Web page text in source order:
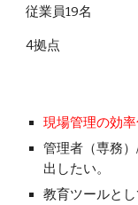
従業員19名
4拠点
現場管理の効
管理者（専務
出したい。
教育ツールとし